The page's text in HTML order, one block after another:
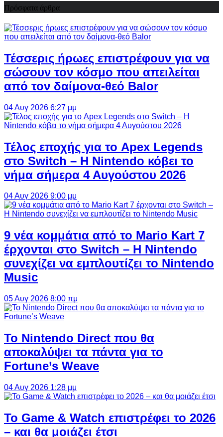
Πρόσφατα άρθρα
Τέσσερις ήρωες επιστρέφουν για να
σώσουν τον κόσμο που απειλείται
από τον δαίμονα-θεό Balor
04 Αυγ 2026 6:27 μμ
Τέλος εποχής για το Apex Legends
στο Switch – Η Nintendo κόβει το
νήμα σήμερα 4 Αυγούστου 2026
04 Αυγ 2026 9:00 μμ
9 νέα κομμάτια από το Mario Kart 7
έρχονται στο Switch – Η Nintendo
συνεχίζει να εμπλουτίζει το Nintendo
Music
05 Αυγ 2026 8:00 πμ
Το Nintendo Direct που θα
αποκαλύψει τα πάντα για το
Fortune’s Weave
04 Αυγ 2026 1:28 μμ
Το Game & Watch επιστρέφει το 2026
– και θα μοιάζει έτσι